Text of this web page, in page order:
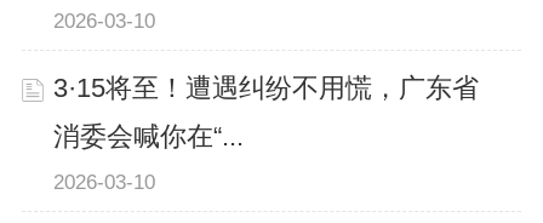
2026-03-10
3·15将至！遭遇纠纷不用慌，广东省
消委会喊你在“...
2026-03-10